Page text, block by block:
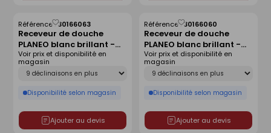
Receveur de douche
PLANEO blanc brillant -
160 x 90 cm
Référence :30166063
Déclinaison
Disponibilité selon magasin
Voir prix et disponibilité en
magasin
Ajouter au devis
Enregistrer
comme
liste
Receveur de douche
PLANEO blanc brillant -
140 x 80 cm
Référence :30166060
Déclinaison
Disponibilité selon magasin
Voir prix et disponibilité en
magasin
Ajouter au devis
Enregistrer
comme
liste